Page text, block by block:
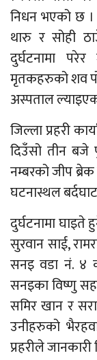
निधन भएको छ ।
थारु र सोही
दुर्घटनामा
मृतकहरुको शव
अस्पताल
जिल्ला प्रहरी
दिउँसो तीन बजे
नम्बरको जीप
घटनास्थल
दुर्घटनामा
सुरवान साई,
सनइ वडा नं. ४
सनइका विष्णु
समिर खान र
उनीहरुको
प्रहरीले